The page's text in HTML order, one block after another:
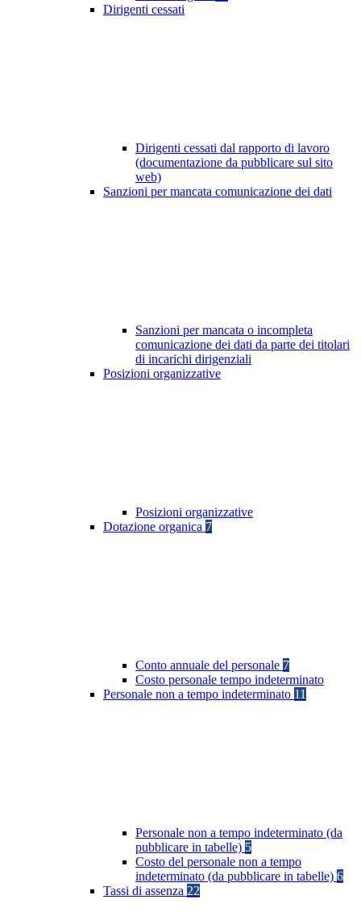
Dirigenti cessati
Dirigenti cessati dal rapporto di lavoro
(documentazione da pubblicare sul sito
web)
Sanzioni per mancata comunicazione dei dati
Sanzioni per mancata o incompleta
comunicazione dei dati da parte dei titolari
di incarichi dirigenziali
Posizioni organizzative
Posizioni organizzative
Dotazione organica 7
Conto annuale del personale 7
Costo personale tempo indeterminato
Personale non a tempo indeterminato 11
Personale non a tempo indeterminato (da
pubblicare in tabelle) 5
Costo del personale non a tempo
indeterminato (da pubblicare in tabelle) 6
Tassi di assenza 22